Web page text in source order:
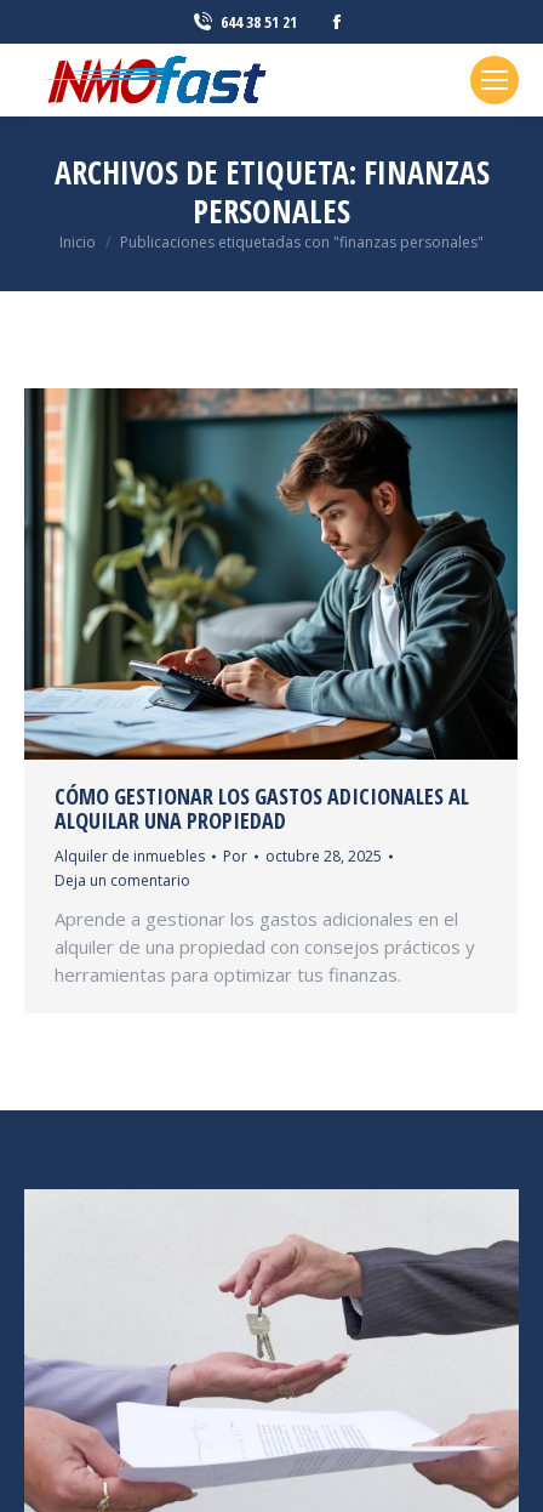
644 38 51 21
in
window
ARCHIVOS DE ETIQUETA: FINANZAS
PERSONALES
Estás aquí:
Inicio Publicaciones etiquetadas con "finanzas personales"
CÓMO GESTIONAR LOS GASTOS ADICIONALES AL
ALQUILAR UNA PROPIEDAD
Alquiler de inmuebles Por
octubre 28, 2025
Deja un comentario
Aprende a gestionar los gastos adicionales en el
alquiler de una propiedad con consejos prácticos y
herramientas para optimizar tus finanzas.